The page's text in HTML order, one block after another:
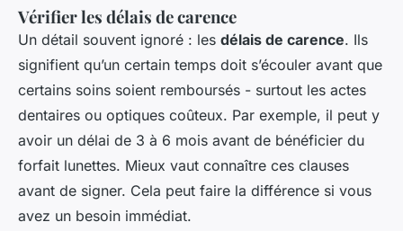
Vérifier les délais de carence
Un détail souvent ignoré : les délais de carence. Ils
signifient qu’un certain temps doit s’écouler avant que
certains soins soient remboursés - surtout les actes
dentaires ou optiques coûteux. Par exemple, il peut y
avoir un délai de 3 à 6 mois avant de bénéficier du
forfait lunettes. Mieux vaut connaître ces clauses
avant de signer. Cela peut faire la différence si vous
avez un besoin immédiat.